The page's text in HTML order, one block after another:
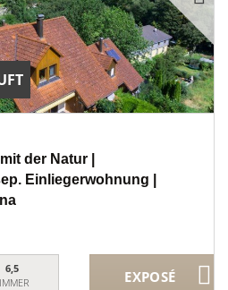
der Natur |
Einliegerwohnung |
6,5